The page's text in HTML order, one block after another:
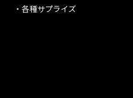
・ 各種サプライズ